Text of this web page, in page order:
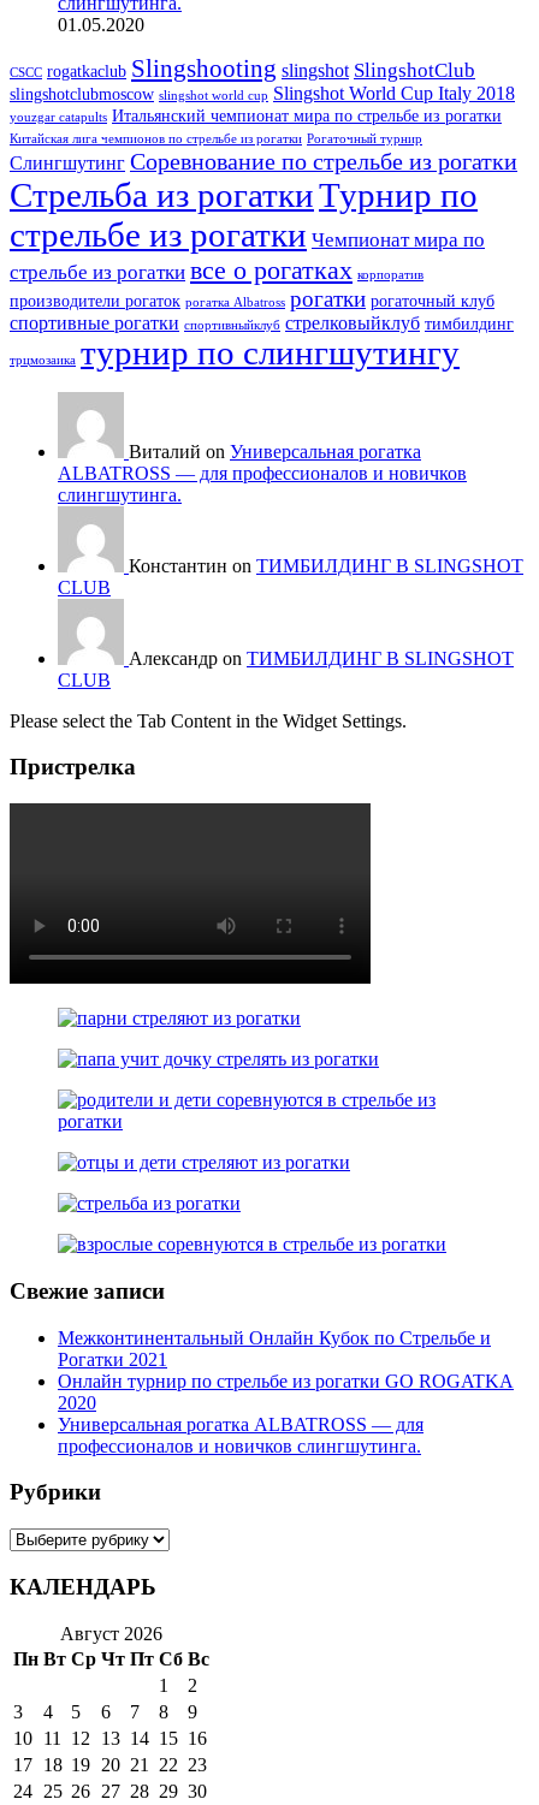
01.05.2020
CSCC rogatkaclub Slingshooting slingshot SlingshotClub
slingshotclubmoscow slingshot world cup Slingshot World Cup Italy 2018
youzgar catapults Итальянский чемпионат мира по стрельбе из рогатки
Китайская лига чемпионов по стрельбе из рогатки Рогаточный турнир
Слингшутинг Соревнование по стрельбе из рогатки
Стрельба из рогаткиТурнир по
стрельбе из рогатки Чемпионат мира по
стрельбе из рогатки все о рогатках корпоратив
производители рогаток рогатка Albatross рогатки рогаточный клуб
спортивные рогатки спортивныйклуб стрелковыйклуб тимбилдинг
трцмозаика турнир по слингшутингу
Виталий on Универсальная рогатка
ALBATROSS — для профессионалов и новичков
слингшутинга.
Константин on ТИМБИЛДИНГ В SLINGSHOT
CLUB
Александр on ТИМБИЛДИНГ В SLINGSHOT
CLUB
Please select the Tab Content in the Widget Settings.
Пристрелка
Свежие записи
Межконтинентальный Онлайн Кубок по Стрельбе и
Рогатки 2021
Онлайн турнир по стрельбе из рогатки GO ROGATKA
2020
Универсальная рогатка ALBATROSS — для
профессионалов и новичков слингшутинга.
Рубрики
Рубрики
КАЛЕНДАРЬ
Август 2026
Пн Вт Ср Чт Пт Сб Вс
1
2
3
4 5 6 7 8
9
10 11 12 13 14 15 16
17 18 19 20 21 22 23
24 25 26 27 28 29 30